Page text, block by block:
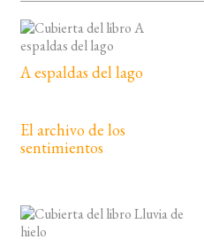
A espaldas del lago
El archivo de los
sentimientos